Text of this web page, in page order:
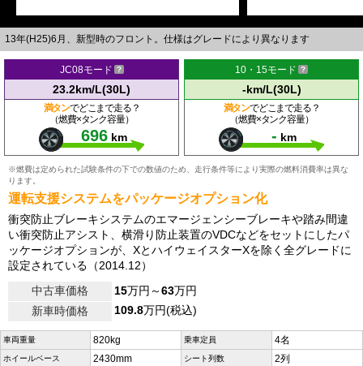
13年(H25)6月、新型時のフロント。仕様はグレードにより異なります
JC08モード
23.2km/L(30L)
満タンでどこまで走る？
（燃費×タンク容量）
696 km
10・15モード
-km/L(30L)
満タンでどこまで走る？
（燃費×タンク容量）
- km
※燃費は定められた試験条件の下での数値のため、走行条件等により実際の燃料消費率は異な
ります。
運転支援システムをパッケージオプション化
衝突防止ブレーキシステムのエマージェンシーブレーキや踏み間違
い衝突防止アシスト、横滑り防止装置のVDCなどをセットにしたパ
ッケージオプションが、XとハイウェイスターXを除く全グレードに
設定されている（2014.12）
中古車価格
15万円～63万円
新車時価格
109.8万円(税込)
車両重量 820kg 乗車定員 4名
ホイールベース 2430mm シート列数 2列